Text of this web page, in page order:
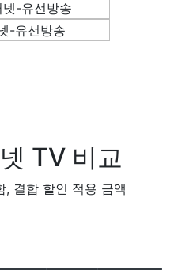
TV 비교
결합 할인 적용 금액